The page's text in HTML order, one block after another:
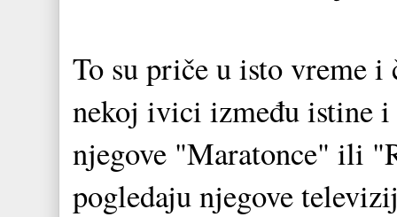
To su priče u isto vreme i
nekoj ivici između istine
njegove "Maratonce" ili
pogledaju njegove